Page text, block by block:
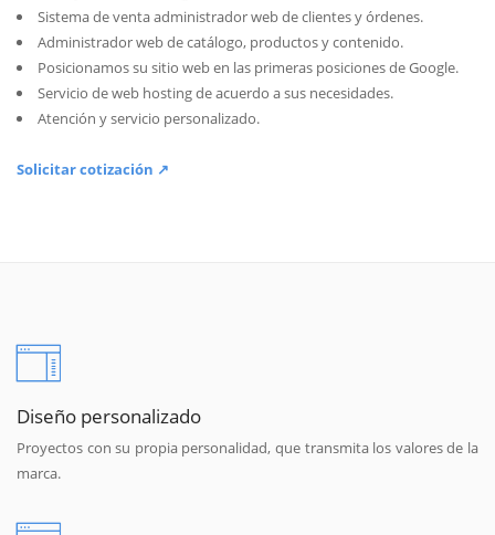
Sistema de venta administrador web de clientes y órdenes.
Administrador web de catálogo, productos y contenido.
Posicionamos su sitio web en las primeras posiciones de Google.
Servicio de web hosting de acuerdo a sus necesidades.
Atención y servicio personalizado.
Solicitar cotización ↗
Diseño personalizado
Proyectos con su propia personalidad, que transmita los valores de la
marca.